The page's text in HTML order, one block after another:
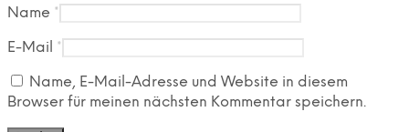
Name *
E-Mail *
Name, E-Mail-Adresse und Website in diesem
Browser für meinen nächsten Kommentar speichern.